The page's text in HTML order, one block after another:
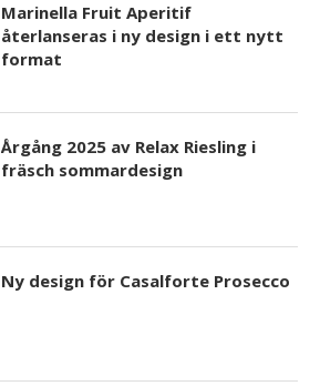
Marinella Fruit Aperitif
återlanseras i ny design i ett nytt
format
Årgång 2025 av Relax Riesling i
fräsch sommardesign
Ny design för Casalforte Prosecco